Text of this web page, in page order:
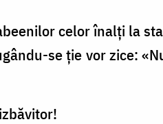
celor înalţi la
se ţie vor zice: